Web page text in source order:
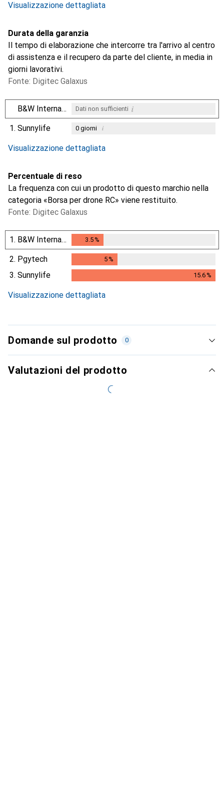
Visualizzazione dettagliata
Durata della garanzia
Il tempo di elaborazione che intercorre tra l'arrivo al centro
di assistenza e il recupero da parte del cliente, in media in
giorni lavorativi.
Fonte: Digitec Galaxus
B&W International Dati non sufficienti i
1. Sunnylife 0giorni i
Visualizzazione dettagliata
Percentuale di reso
La frequenza con cui un prodotto di questo marchio nella
categoria «Borsa per drone RC» viene restituito.
Fonte: Digitec Galaxus
1. B&W International 3.5%
2. Pgytech 5%
3. Sunnylife 15.6%
Visualizzazione dettagliata
Domande sul prodotto 0
Valutazioni del prodotto